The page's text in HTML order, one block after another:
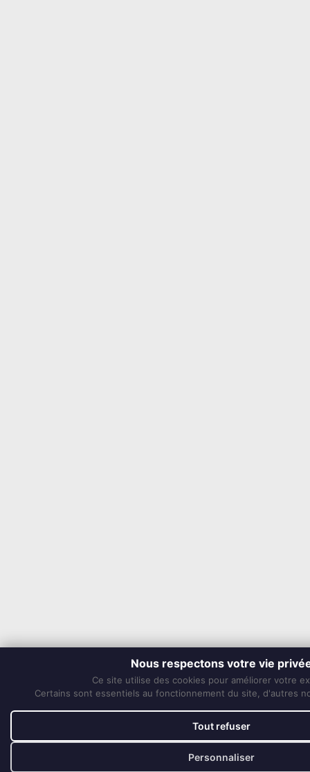
Nous respectons votre vie
Ce site utilise des cookies pour améliorer votre
Certains sont essentiels au fonctionnement du site, d'autres
Tout refuser
Personnaliser